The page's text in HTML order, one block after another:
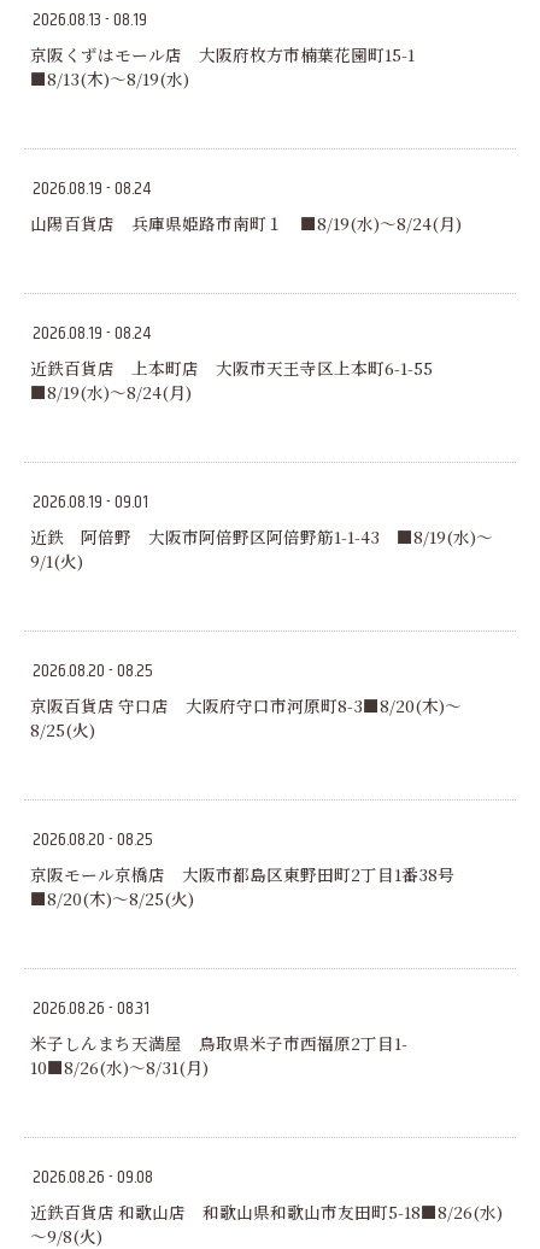
2026.08.13 - 08.19
京阪くずはモール店 大阪府枚方市楠葉花園町15-1
■8/13(木)～8/19(水)
2026.08.19 - 08.24
山陽百貨店 兵庫県姫路市南町１ ■8/19(水)～8/24(月)
2026.08.19 - 08.24
近鉄百貨店 上本町店 大阪市天王寺区上本町6-1-55
■8/19(水)～8/24(月)
2026.08.19 - 09.01
近鉄 阿倍野 大阪市阿倍野区阿倍野筋1-1-43 ■8/19(水)～
9/1(火)
2026.08.20 - 08.25
京阪百貨店 守口店 大阪府守口市河原町8-3■8/20(木)～
8/25(火)
2026.08.20 - 08.25
京阪モール京橋店 大阪市都島区東野田町2丁目1番38号
■8/20(木)～8/25(火)
2026.08.26 - 08.31
米子しんまち天満屋 鳥取県米子市西福原2丁目1-
10■8/26(水)～8/31(月)
2026.08.26 - 09.08
近鉄百貨店 和歌山店 和歌山県和歌山市友田町5-18■8/26(水)
～9/8(火)